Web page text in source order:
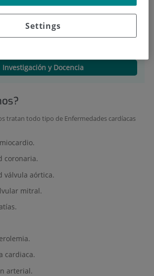
Información para Pacientes
Investigación y Docencia
tratan todo tipo de Enfermedades cardíacas
coronaria.
válvula aórtica.
mitral.
cardiaca.
arterial.
Settings